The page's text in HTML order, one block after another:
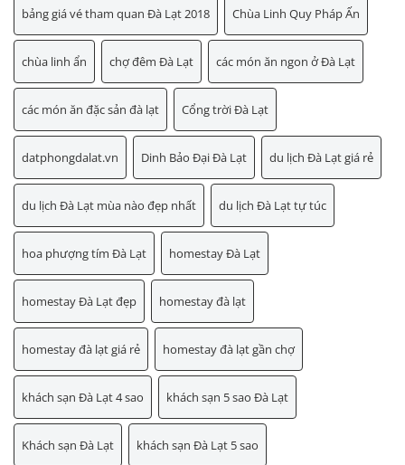
bảng giá vé tham quan Đà Lạt 2018 Chùa Linh Quy Pháp Ấn
chùa linh ẩn chợ đêm Đà Lạt các món ăn ngon ở Đà Lạt
các món ăn đặc sản đà lạt Cổng trời Đà Lạt
datphongdalat.vn Dinh Bảo Đại Đà Lạt du lịch Đà Lạt giá rẻ
du lịch Đà Lạt mùa nào đẹp nhất du lịch Đà Lạt tự túc
hoa phượng tím Đà Lạt homestay Đà Lạt
homestay Đà Lạt đẹp homestay đà lạt
homestay đà lạt giá rẻ homestay đà lạt gần chợ
khách sạn Đà Lạt 4 sao khách sạn 5 sao Đà Lạt
Khách sạn Đà Lạt khách sạn Đà Lạt 5 sao